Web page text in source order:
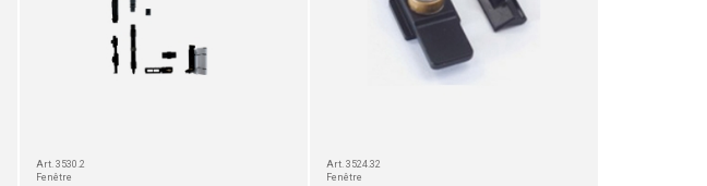
Art. 3530.2
Fenêtre
Art. 3524.32
Fenêtre